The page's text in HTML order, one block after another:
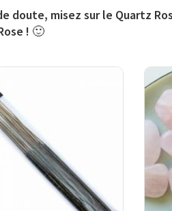
doute, misez sur le Quartz
! 🙂